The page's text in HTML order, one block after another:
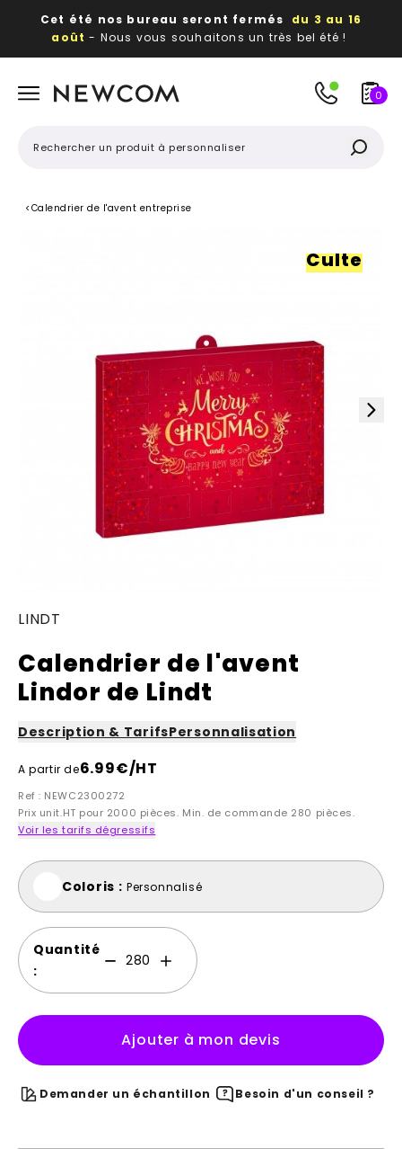
Cet été nos bureau seront fermés du 3 au 16
août - Nous vous souhaitons un très bel été !
publicitaires
0
< Calendrier de l'avent entreprise
Culte
LINDT
Calendrier de l'avent
Lindor de Lindt
Description & TarifsPersonnalisation
A partir de6.99€/HT
Ref : NEWC2300272
Prix unit.HT pour 2000 pièces. Min. de commande 280 pièces.
Voir les tarifs dégressifs
Coloris : Personnalisé
Quantité
:
Ajouter à mon devis
Demander un échantillon Besoin d'un conseil ?